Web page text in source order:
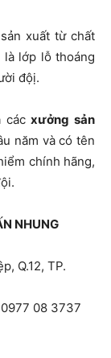
xuất từ chất
là lớp lỗ thoáng
độị.
cácxưởng sản
năm và có tên
chính hãng,
NHUNG
Q.12, TP.
08 3737